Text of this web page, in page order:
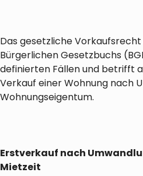
Das gesetzliche Vorkaufsrecht
Bürgerlichen Gesetzbuchs
definierten Fällen und betrifft
Verkauf einer Wohnung nach
Wohnungseigentum.
Erstverkauf nach
Mietzeit